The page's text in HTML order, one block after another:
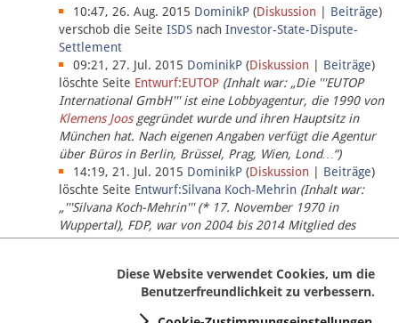
Über Lobbypedia
Impressum
10:47, 26. Aug. 2015 DominikP (Diskussion Beiträge)
verschob die Seite ISDS nach Investor-State-Dispute-
Settlement
09:21, 27. Jul. 2015 DominikP (Diskussion Beiträge)
löschte Seite Entwurf:EUTOP (Inhalt war: „Die '''EUTOP
International GmbH''' ist eine Lobbyagentur, die 1990 von
Klemens Joosgegründet wurde und ihren Hauptsitz in
München hat. Nach eigenen Angaben verfügt die Agentur
über Büros in Berlin, Brüssel, Prag, Wien, Lond…“)
14:19, 21. Jul. 2015 DominikP (Diskussion Beiträge)
löschte Seite Entwurf:Silvana Koch-Mehrin (Inhalt war:
„'''Silvana Koch-Mehrin''' (* 17. November 1970 in
Wuppertal), FDP, war von 2004 bis 2014 Mitglied des
Europäischen Parlaments, seit November 2014 ist sie für
Diese Website verwendet Cookies, um die
Benutzerfreundlichkeit zu verbessern.